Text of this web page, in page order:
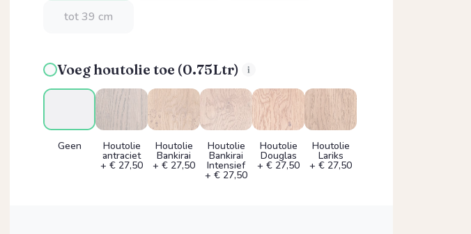
tot 39 cm
Voeg houtolie toe (0.75Ltr)
Geen Houtolie
antraciet
+ € 27,50
Houtolie
Bankirai
+ € 27,50
Houtolie
Bankirai
Intensief
+ € 27,50
Houtolie
Douglas
+ € 27,50
Houtolie
Lariks
+ € 27,50